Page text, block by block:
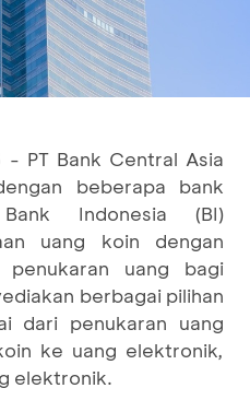
- PT Bank Central Asia
beberapa bank
Indonesia (BI)
uang koin dengan
penukaran uang bagi
berbagai pilihan
dari penukaran uang
ke uang elektronik,
elektronik.